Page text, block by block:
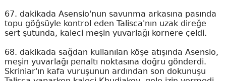
67. dakikada Asensio'nun savunma arkasına pasında
topu göğsüyle kontrol eden Talisca'nın uzak direğe
sert şutunda, kaleci meşin yuvarlağı kornere çeldi.
68. dakikada sağdan kullanılan köşe atışında Asensio,
meşin yuvarlağı penaltı noktasına doğru gönderdi.
Skriniar'ın kafa vuruşunun ardından son dokunuşu